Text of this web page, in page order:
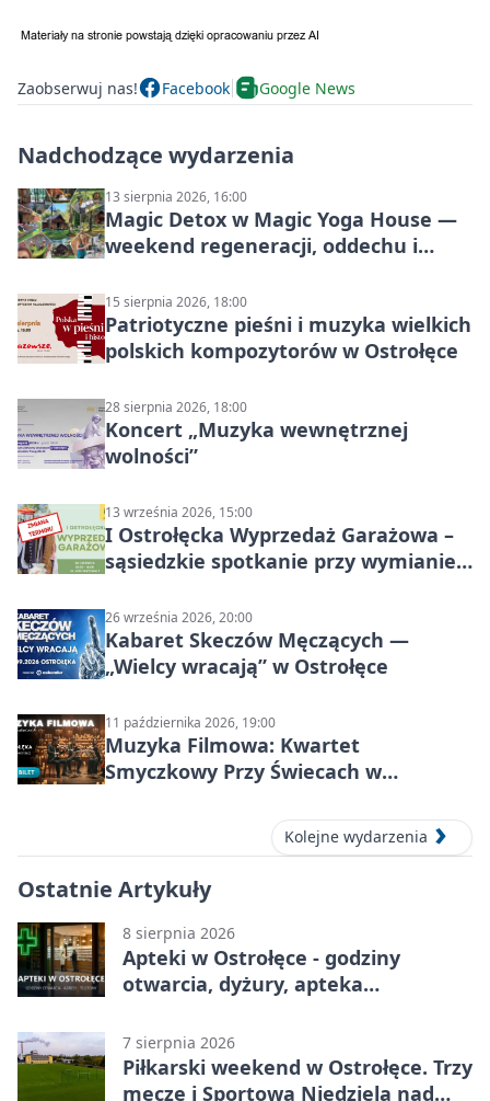
Zaobserwuj nas! Facebook Google News
Nadchodzące wydarzenia
13 sierpnia 2026, 16:00
Magic Detox w Magic Yoga House —
weekend regeneracji, oddechu i
15 sierpnia 2026, 18:00
Patriotyczne pieśni i muzyka wielkich
polskich kompozytorów w Ostrołęce
28 sierpnia 2026, 18:00
Koncert „Muzyka wewnętrznej
wolności”
13 września 2026, 15:00
I Ostrołęcka Wyprzedaż Garażowa –
sąsiedzkie spotkanie przy wymianie
26 września 2026, 20:00
Kabaret Skeczów Męczących —
„Wielcy wracają” w Ostrołęce
11 października 2026, 19:00
Muzyka Filmowa: Kwartet
Smyczkowy Przy Świecach w
Kolejne wydarzenia
Ostatnie Artykuły
8 sierpnia 2026
Apteki w Ostrołęce - godziny
otwarcia, dyżury, apteka
7 sierpnia 2026
Piłkarski weekend w Ostrołęce. Trzy
mecze i Sportowa Niedziela nad